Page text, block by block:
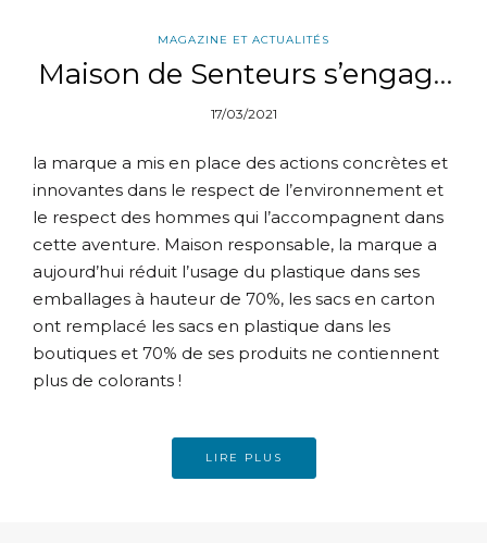
MAGAZINE ET ACTUALITÉS
Maison de Senteurs s’engage
pour l’environnement
17/03/2021
la marque a mis en place des actions concrètes et
innovantes dans le respect de l’environnement et
le respect des hommes qui l’accompagnent dans
cette aventure. Maison responsable, la marque a
aujourd’hui réduit l’usage du plastique dans ses
emballages à hauteur de 70%, les sacs en carton
ont remplacé les sacs en plastique dans les
boutiques et 70% de ses produits ne contiennent
plus de colorants !
LIRE PLUS